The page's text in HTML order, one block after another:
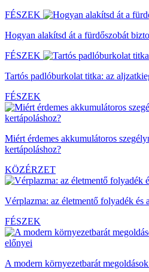
FÉSZEK
Hogyan alakítsd át a fürdőszobát
FÉSZEK
Tartós padlóburkolat titka: az
FÉSZEK
Miért érdemes akkumulátoros
kertápoláshoz?
KÖZÉRZET
Vérplazma: az életmentő folyadék és
FÉSZEK
A modern környezetbarát